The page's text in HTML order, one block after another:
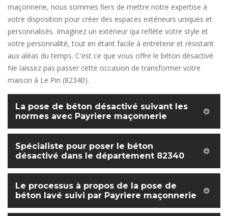
maçonnerie, nous sommes fiers de mettre notre expertise à
votre disposition pour créer des espaces extérieurs uniques et
personnalisés. Imaginez un extérieur qui reflète votre style et
votre personnalité, tout en étant facile à entretenir et résistant
aux aléas du temps. C'est ce que vous offre le béton désactivé.
Ne laissez pas passer cette occasion de transformer votre
maison à Le Pin (82340).
La pose de béton désactivé suivant les
normes avec Payriere maçonnerie
Spécialiste pour poser le béton
désactivé dans le département 82340
Le processus à propos de la pose de
béton lavé suivi par Payriere maçonnerie